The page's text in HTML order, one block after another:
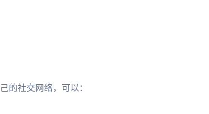
的社交网络，可以：